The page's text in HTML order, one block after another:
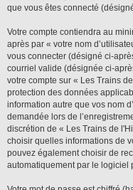
que vous êtes connecté
Votre compte contiendra au
après par « votre nom
vous connecter (désigné ci-
courriel valide (désignée ci-
votre compte sur « Les Trains
protection des données
information autre que vos nom
demandée lors de
discrétion de « Les Trains de
choisir quelles informations de
pouvez également choisir de
automatiquement par le logiciel